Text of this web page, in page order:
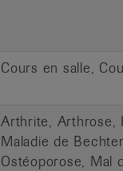
Cours en salle,
Arthrite, Arthrose,
Maladie de
Ostéoporose, Mal